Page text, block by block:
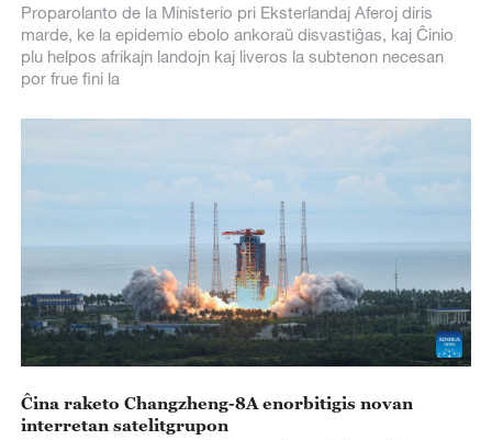
Proparolanto de la Ministerio pri Eksterlandaj Aferoj diris
marde, ke la epidemio ebolo ankoraŭ disvastiĝas, kaj Ĉinio
plu helpos afrikajn landojn kaj liveros la subtenon necesan
por frue fini la
Ĉina raketo Changzheng-8A enorbitigis novan
interretan satelitgrupon